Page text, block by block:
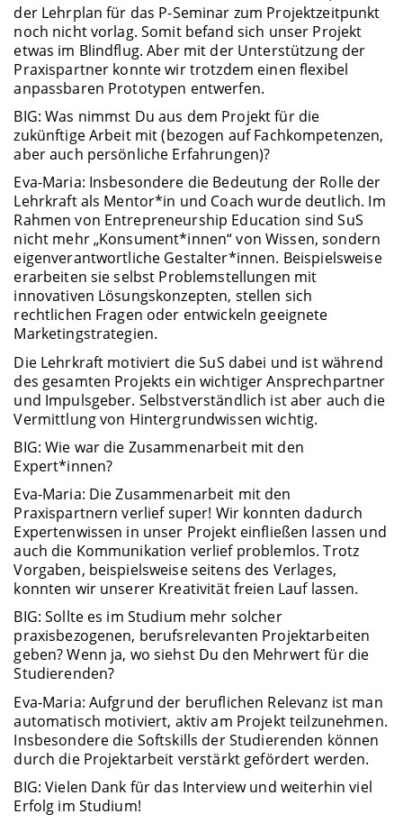
der Lehrplan für das P-Seminar zum Projektzeitpunkt
noch nicht vorlag. Somit befand sich unser Projekt
etwas im Blindflug. Aber mit der Unterstützung der
Praxispartner konnte wir trotzdem einen flexibel
anpassbaren Prototypen entwerfen.
BIG: Was nimmst Du aus dem Projekt für die
zukünftige Arbeit mit (bezogen auf Fachkompetenzen,
aber auch persönliche Erfahrungen)?
Eva-Maria: Insbesondere die Bedeutung der Rolle der
Lehrkraft als Mentor*in und Coach wurde deutlich. Im
Rahmen von Entrepreneurship Education sind SuS
nicht mehr „Konsument*innen“ von Wissen, sondern
eigenverantwortliche Gestalter*innen. Beispielsweise
erarbeiten sie selbst Problemstellungen mit
innovativen Lösungskonzepten, stellen sich
rechtlichen Fragen oder entwickeln geeignete
Marketingstrategien.
Die Lehrkraft motiviert die SuS dabei und ist während
des gesamten Projekts ein wichtiger Ansprechpartner
und Impulsgeber. Selbstverständlich ist aber auch die
Vermittlung von Hintergrundwissen wichtig.
BIG: Wie war die Zusammenarbeit mit den
Expert*innen?
Eva-Maria: Die Zusammenarbeit mit den
Praxispartnern verlief super! Wir konnten dadurch
Expertenwissen in unser Projekt einfließen lassen und
auch die Kommunikation verlief problemlos. Trotz
Vorgaben, beispielsweise seitens des Verlages,
konnten wir unserer Kreativität freien Lauf lassen.
BIG: Sollte es im Studium mehr solcher
praxisbezogenen, berufsrelevanten Projektarbeiten
geben? Wenn ja, wo siehst Du den Mehrwert für die
Studierenden?
Eva-Maria: Aufgrund der beruflichen Relevanz ist man
automatisch motiviert, aktiv am Projekt teilzunehmen.
Insbesondere die Softskills der Studierenden können
durch die Projektarbeit verstärkt gefördert werden.
BIG: Vielen Dank für das Interview und weiterhin viel
Erfolg im Studium!